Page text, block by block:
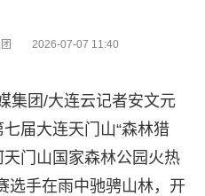
2026-07-07 11:40
集团/大连云记者安文元
届大连天门山“森林猎
天门山国家森林公园火热
选手在雨中驰骋山林，开